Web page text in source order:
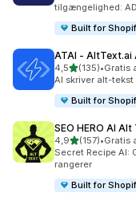
tilgængelighed:
Built for
ATAI ‑ AltText.ai
4,5ud af 5 stjerner
(135)
135 anmeldelser i
•Gratis
AI skriver alt-tekst
Built for
SEO HERO AI
4,9ud af 5 stjerner
(157)
157 anmeldelser i
•Gratis
Secret Recipe AI:
rangerer
Built for